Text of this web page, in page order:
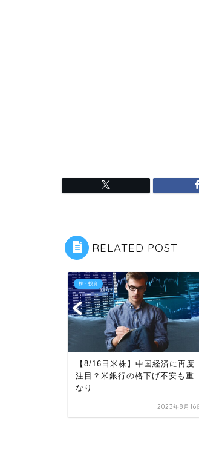
RELATED POST
株・投資
【8/16日米株】中国経済に再度
注目？米銀行の格下げ不安も重
なり
2023年8月16